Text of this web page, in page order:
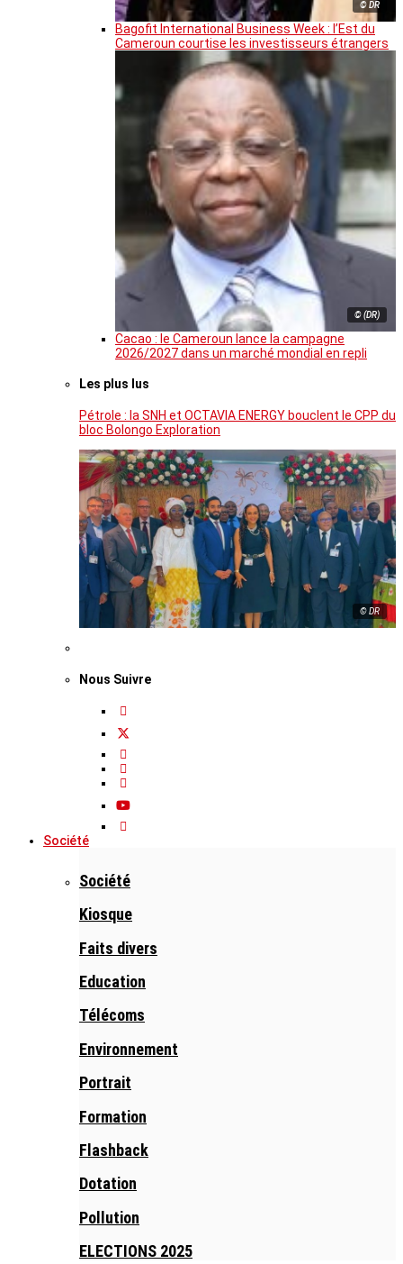
© DR
Bagofit International Business Week : l’Est du
Cameroun courtise les investisseurs étrangers
© (DR)
Cacao : le Cameroun lance la campagne
2026/2027 dans un marché mondial en repli
Les plus lus
Pétrole : la SNH et OCTAVIA ENERGY bouclent le CPP du
bloc Bolongo Exploration
© DR
Nous Suivre
Société
Société
Kiosque
Faits divers
Education
Télécoms
Environnement
Portrait
Formation
Flashback
Dotation
Pollution
ELECTIONS 2025